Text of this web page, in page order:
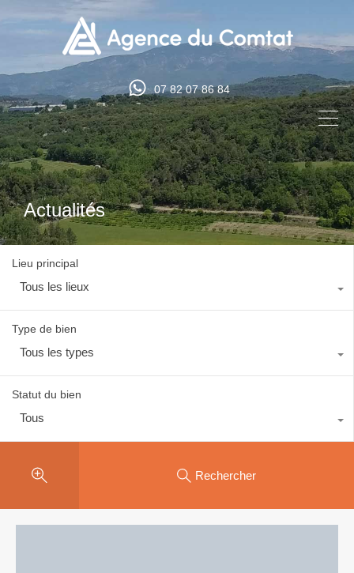
07 82 07 86 84
Actualités
Lieu principal
Tous les lieux
Type de bien
Tous les types
Statut du bien
Tous
Rechercher